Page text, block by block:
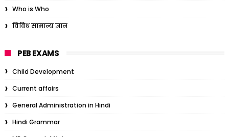
Who is Who
विविध सामान्य ज्ञान
PEB EXAMS
Child Development
Current affairs
General Administration in Hindi
Hindi Grammar